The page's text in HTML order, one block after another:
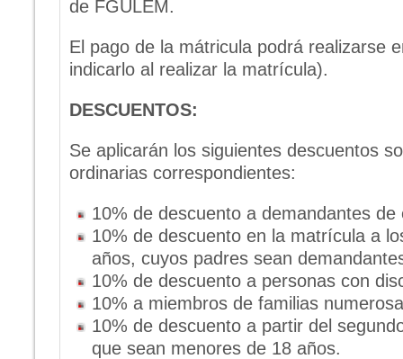
de FGULEM.
El pago de la mátricula podrá realizarse
indicarlo al realizar la matrícula).
DESCUENTOS:
Se aplicarán los siguientes descuentos
ordinarias correspondientes:
10% de descuento a demandantes de
10% de descuento en la matrícula a
años, cuyos padres sean
10% de descuento a personas con
10% a miembros de familias
10% de descuento a partir del
que sean menores de 18 años.